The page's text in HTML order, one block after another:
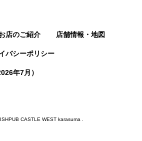
店のご紹介 店舗情報・地図
バシーポリシー
年7月）
CASTLE WEST karasuma .